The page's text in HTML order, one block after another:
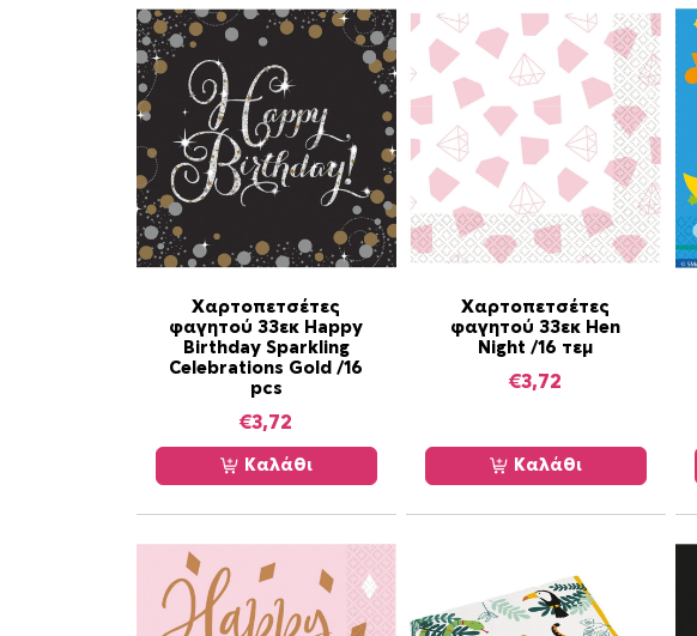
Χαρτοπετσέτες
φαγητού 33εκ Happy
Birthday Sparkling
Celebrations Gold /16
pcs
€3,72
Καλάθι
Χαρτοπετσέτες
φαγητού 33εκ Hen
Night /16 τεμ
€3,72
Καλάθι